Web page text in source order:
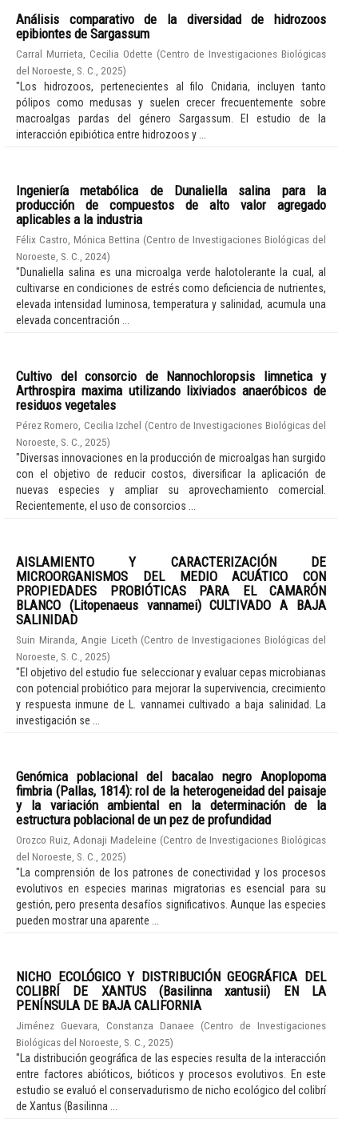
Análisis comparativo de la diversidad de hidrozoos
epibiontes de Sargassum
Carral Murrieta, Cecilia Odette (Centro de Investigaciones Biológicas
del Noroeste, S. C.
2025)
"Los hidrozoos, pertenecientes al filo Cnidaria, incluyen tanto
pólipos como medusas y suelen crecer frecuentemente sobre
macroalgas pardas del género Sargassum. El estudio de la
interacción epibiótica entre hidrozoos y ...
Ingeniería metabólica de Dunaliella salina para la
producción de compuestos de alto valor agregado
aplicables a la industria
Félix Castro, Mónica Bettina (Centro de Investigaciones Biológicas del
Noroeste, S. C.
2024)
"Dunaliella salina es una microalga verde halotolerante la cual, al
cultivarse en condiciones de estrés como deficiencia de nutrientes,
elevada intensidad luminosa, temperatura y salinidad, acumula una
elevada concentración ...
Cultivo del consorcio de Nannochloropsis limnetica y
Arthrospira maxima utilizando lixiviados anaeróbicos de
residuos vegetales
Pérez Romero, Cecilia Izchel (Centro de Investigaciones Biológicas del
Noroeste, S. C.
2025)
"Diversas innovaciones en la producción de microalgas han surgido
con el objetivo de reducir costos, diversificar la aplicación de
nuevas especies y ampliar su aprovechamiento comercial.
Recientemente, el uso de consorcios ...
AISLAMIENTO Y CARACTERIZACIÓN DE
MICROORGANISMOS DEL MEDIO ACUÁTICO CON
PROPIEDADES PROBIÓTICAS PARA EL CAMARÓN
BLANCO (Litopenaeus vannamei) CULTIVADO A BAJA
SALINIDAD
Suin Miranda, Angie Liceth (Centro de Investigaciones Biológicas del
Noroeste, S. C.
2025)
"El objetivo del estudio fue seleccionar y evaluar cepas microbianas
con potencial probiótico para mejorar la supervivencia, crecimiento
y respuesta inmune de L. vannamei cultivado a baja salinidad. La
investigación se ...
Genómica poblacional del bacalao negro Anoplopoma
fimbria (Pallas, 1814): rol de la heterogeneidad del paisaje
y la variación ambiental en la determinación de la
estructura poblacional de un pez de profundidad
Orozco Ruiz, Adonaji Madeleine (Centro de Investigaciones Biológicas
del Noroeste, S. C.
2025)
"La comprensión de los patrones de conectividad y los procesos
evolutivos en especies marinas migratorias es esencial para su
gestión, pero presenta desafíos significativos. Aunque las especies
pueden mostrar una aparente ...
NICHO ECOLÓGICO Y DISTRIBUCIÓN GEOGRÁFICA DEL
COLIBRÍ DE XANTUS (Basilinna xantusii) EN LA
PENÍNSULA DE BAJA CALIFORNIA
Jiménez Guevara, Constanza Danaee (Centro de Investigaciones
Biológicas del Noroeste, S. C.
2025)
"La distribución geográfica de las especies resulta de la interacción
entre factores abióticos, bióticos y procesos evolutivos. En este
estudio se evaluó el conservadurismo de nicho ecológico del colibrí
de Xantus (Basilinna ...